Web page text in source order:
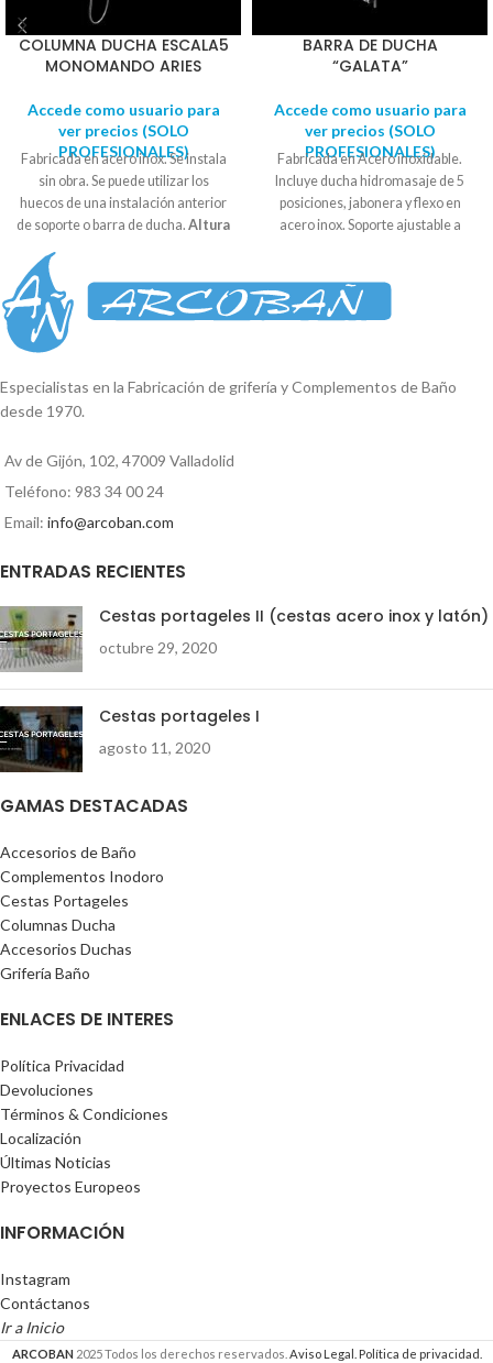
COLUMNA DUCHA ESCALA5
MONOMANDO ARIES
Accede como usuario para
ver precios (SOLO
PROFESIONALES)
Fabricada en acero inox. Se instala
sin obra. Se puede utilizar los
huecos de una instalación anterior
de soporte o barra de ducha. Altura
rótula duchón: 42cm
de la barra horizontal: 35cm.
Conexión Directa.Compuesto
por: 1 Barra de ducha 97,5cm 1
Mango de ducha cromo/blanco
SELLA 1 flexo acero/latón 1,50cm 1
monomando ducha Aries
BARRA DE DUCHA
“GALATA”
Accede como usuario para
ver precios (SOLO
PROFESIONALES)
Fabricada en Acero inoxidable.
Incluye ducha hidromasaje de 5
posiciones, jabonera y flexo en
acero inox. Soporte ajustable a
Diámetro del tubo: 25mm
Especialistas en la Fabricación de grifería y Complementos de Baño
desde 1970.
Av de Gijón, 102, 47009 Valladolid
Teléfono: 983 34 00 24
Email: info@arcoban.com
ENTRADAS RECIENTES
Cestas portageles II (cestas acero inox y latón)
octubre 29, 2020
Cestas portageles I
agosto 11, 2020
GAMAS DESTACADAS
Accesorios de Baño
Complementos Inodoro
Cestas Portageles
Columnas Ducha
Accesorios Duchas
Grifería Baño
ENLACES DE INTERES
Política Privacidad
Devoluciones
Términos & Condiciones
Localización
Últimas Noticias
Proyectos Europeos
INFORMACIÓN
Instagram
Contáctanos
Ir a Inicio
ARCOBAN 2025 Todos los derechos reservados. Aviso Legal. Política de privacidad.